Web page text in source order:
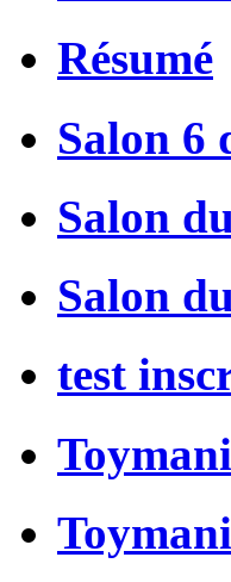
Résumé
Salon 6
Salon
Salon
test